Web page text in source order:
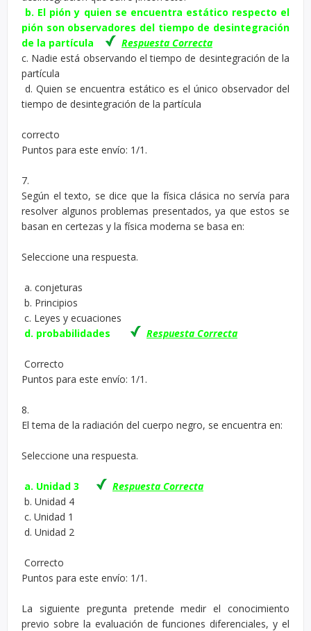
b. El pión y quien se encuentra estático respecto el
pión son observadores del tiempo de desintegración
de la partícula
Respuesta Correcta
c. Nadie está observando el tiempo de desintegración de la
partícula
d. Quien se encuentra estático es el único observador del
tiempo de desintegración de la partícula
correcto
Puntos para este envío: 1/1.
7.
Según el texto, se dice que la física clásica no servía para
resolver algunos problemas presentados, ya que estos se
basan en certezas y la física moderna se basa en:
Seleccione una respuesta.
a. conjeturas
b. Principios
c. Leyes y ecuaciones
d. probabilidades
Respuesta Correcta
Correcto
Puntos para este envío: 1/1.
8.
El tema de la radiación del cuerpo negro, se encuentra en:
Seleccione una respuesta.
a. Unidad 3
Respuesta Correcta
b. Unidad 4
c. Unidad 1
d. Unidad 2
Correcto
Puntos para este envío: 1/1.
La siguiente pregunta pretende medir el conocimiento
previo sobre la evaluación de funciones diferenciales, y el